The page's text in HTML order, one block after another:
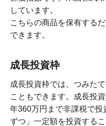
しています。
こちらの商品を保有する
できます。
成長投資枠
成長投資枠では、つみた
こともできます。成長投
年360万円まで非課税で投
ずつ」一定額を投資する